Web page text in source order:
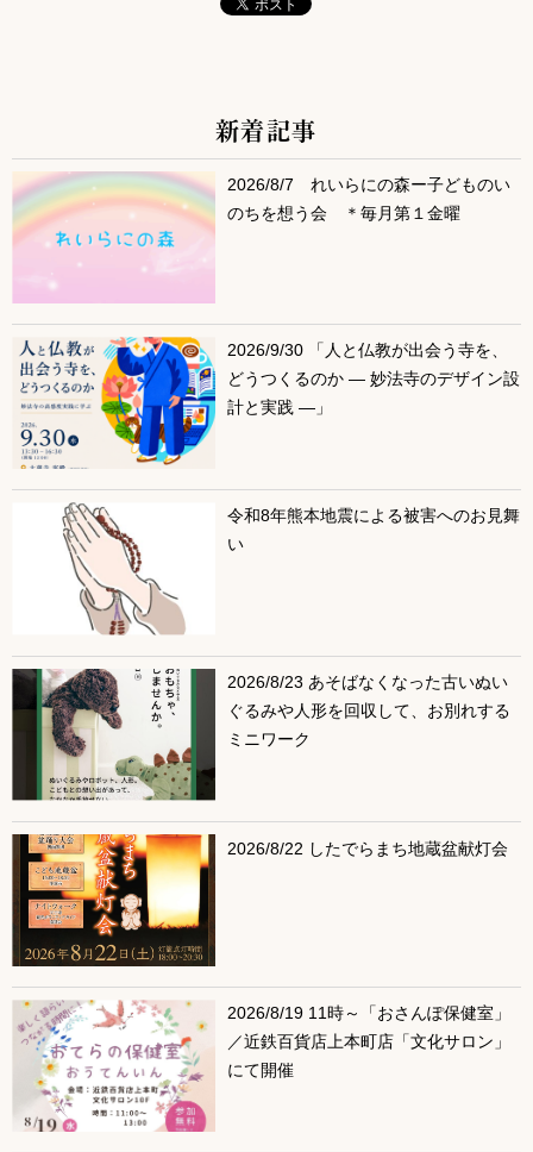
サブコンテンツ
新着記事
2026/8/7 れいらにの森ー子どものい
のちを想う会 ＊毎月第１金曜
2026/9/30 「人と仏教が出会う寺を、
どうつくるのか ― 妙法寺のデザイン設
計と実践 ―」
令和8年熊本地震による被害へのお見舞
い
2026/8/23 あそばなくなった古いぬい
ぐるみや人形を回収して、お別れする
ミニワーク
2026/8/22 したでらまち地蔵盆献灯会
2026/8/19 11時～「おさんぽ保健室」
／近鉄百貨店上本町店「文化サロン」
にて開催